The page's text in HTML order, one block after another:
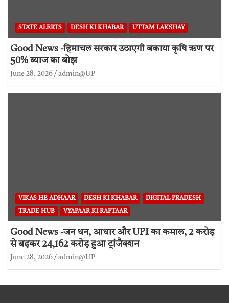
STATE ALERTS DESH KI KHABAR UTTAM LAKSHAY
Good News -हिमाचल सरकार उठाएगी बकाया कृषि ऋण पर
50% ब्याज का बोझ
June 28, 2026 admin@UP
VIKAS HE ADHAAR DESH KI KHABAR DIGITAL PRADESH
TRADE HUB VYAPAAR KI RAFTAAR
Good News -जन धन, आधार और UPI का कमाल, 2 करोड़
से बढ़कर 24,162 करोड़ हुआ ट्रांजैक्शन
June 28, 2026 admin@UP